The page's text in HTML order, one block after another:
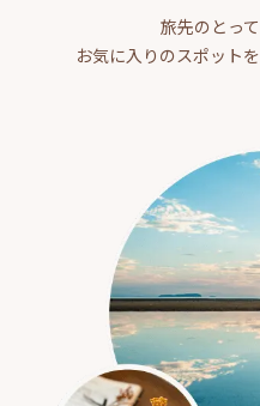
旅先のとっ
お気に入りのスポット